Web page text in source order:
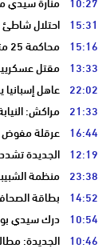
15:31 احتلال شاطئ
15:16 محاكمة 25 متهما في قضية الهجرة إلى سبتة
13:33 مقتل
22:02 عاهل
21:33 مراكش:
16:44 عرقلة مفوض
12:19 الجديدة
23:38 منظمة
14:52 بطاقة
10:54 درك سيدي
10:46 الجديدة: